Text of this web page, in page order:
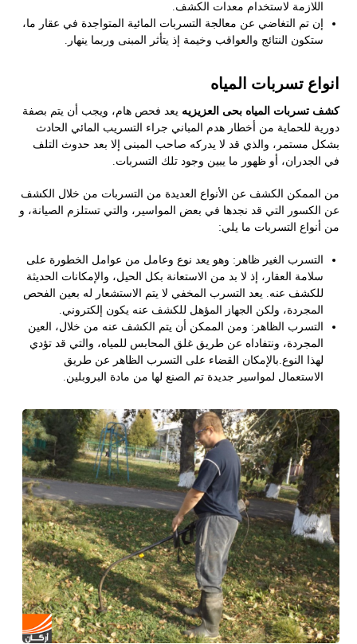
اللازمة لاستخدام معدات الكشف.
إن تم التغاضي عن معالجة التسربات المائية المتواجدة في عقار ما،
ستكون النتائج والعواقب وخيمة إذ يتأثر المبنى وربما ينهار.
انواع تسربات المياه
كشف تسربات المياه بحى العزيزيه يعد فحص هام، ويجب أن يتم بصفة
دورية للحماية من أخطار هدم المباني جراء التسريب المائي الحادث
بشكل مستمر، والذي قد لا يدركه صاحب المبنى إلا بعد حدوث التلف
في الجدران، أو ظهور ما يبين وجود تلك التسربات.
من الممكن الكشف عن الأنواع العديدة من التسربات من خلال الكشف
عن الكسور التي قد نجدها في بعض المواسير، والتي تستلزم الصيانة، و
من أنواع التسربات ما يلي:
التسرب الغير ظاهر: وهو يعد نوع وعامل من عوامل الخطورة على
سلامة العقار، إذ لا بد من الاستعانة بكل الحيل، والإمكانات الحديثة
للكشف عنه. يعد التسرب المخفي لا يتم الاستشعار له بعين الفحص
المجردة، ولكن الجهاز المؤهل للكشف عنه يكون إلكتروني.
التسرب الظاهر: ومن الممكن أن يتم الكشف عنه من خلال، العين
المجردة، ونتفاداه عن طريق غلق المحابس للمياه، والتي قد تؤدي
لهذا النوع.بالإمكان القضاء على التسرب الظاهر عن طريق
الاستعمال لمواسير جديدة تم الصنع لها من مادة البروبلين.